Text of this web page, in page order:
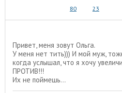
80 23
Привет, меня зовут Ольга.
У меня нет тить))) И мой муж,
когда услышал, что я хочу
ПРОТИВ!!!
Их не поймешь...